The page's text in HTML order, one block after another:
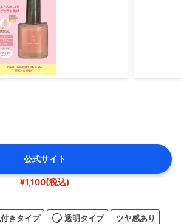
公式サイト
¥1,100(税込)
きタイプ 透明タイプ ツヤ感あり